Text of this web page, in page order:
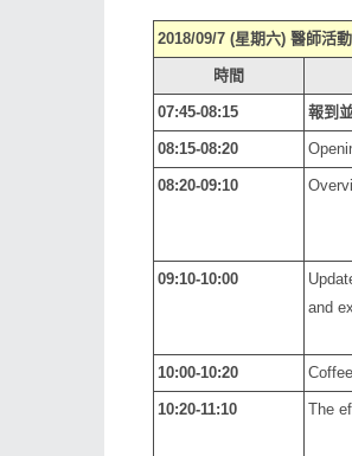
2018/09/7 (星期六) 醫師活
時間
07:45-08:15 報到
08:15-08:20
08:20-09:10
09:10-10:00
and
10:00-10:20
10:20-11:10 The